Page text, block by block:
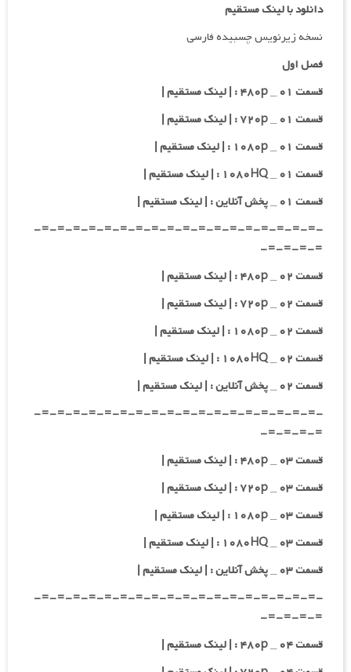
دانلود با لینک مستقیم
نسخه زیرنویس چسبیده فارسی
فصل اول
قسمت ۰۱ _ ۴۸۰p : | لینک مستقیم |
قسمت ۰۱ _ ۷۲۰p : | لینک مستقیم |
قسمت ۰۱ _ ۱۰۸۰p : | لینک مستقیم |
قسمت ۰۱ _ ۱۰۸۰HQ : | لینک مستقیم |
قسمت ۰۱ _ پخش آنلاین : | لینک مستقیم |
-=-=-=-=-=-=-=-=-=-=-=-=-=-=-=-=-=-=-
=-=-=-=-
قسمت ۰۲ _ ۴۸۰p : | لینک مستقیم |
قسمت ۰۲ _ ۷۲۰p : | لینک مستقیم |
قسمت ۰۲ _ ۱۰۸۰p : | لینک مستقیم |
قسمت ۰۲ _ ۱۰۸۰HQ : | لینک مستقیم |
قسمت ۰۲ _ پخش آنلاین : | لینک مستقیم |
-=-=-=-=-=-=-=-=-=-=-=-=-=-=-=-=-=-=-
=-=-=-=-
قسمت ۰۳ _ ۴۸۰p : | لینک مستقیم |
قسمت ۰۳ _ ۷۲۰p : | لینک مستقیم |
قسمت ۰۳ _ ۱۰۸۰p : | لینک مستقیم |
قسمت ۰۳ _ ۱۰۸۰HQ : | لینک مستقیم |
قسمت ۰۳ _ پخش آنلاین : | لینک مستقیم |
-=-=-=-=-=-=-=-=-=-=-=-=-=-=-=-=-=-=-
=-=-=-=-
قسمت ۰۴ _ ۴۸۰p : | لینک مستقیم |